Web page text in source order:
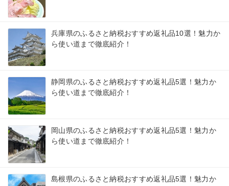
兵庫県のふるさと納税おすすめ返礼品10選！魅力か
ら使い道まで徹底紹介！
静岡県のふるさと納税おすすめ返礼品5選！魅力か
ら使い道まで徹底紹介！
岡山県のふるさと納税おすすめ返礼品5選！魅力か
ら使い道まで徹底紹介！
島根県のふるさと納税おすすめ返礼品5選！魅力か